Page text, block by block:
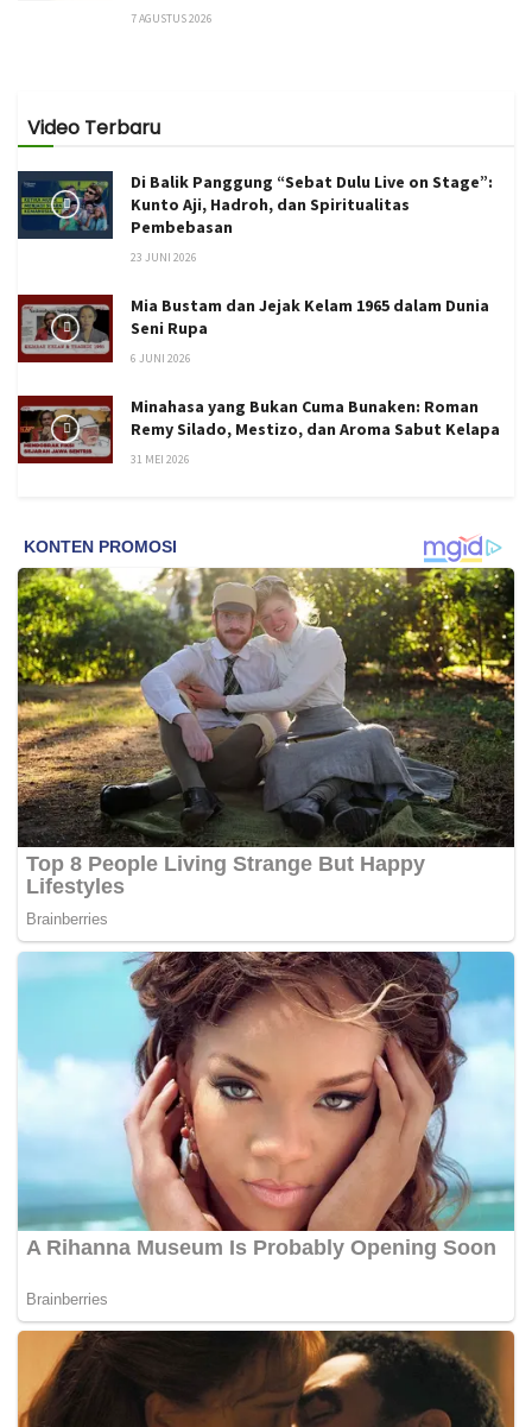
7 AGUSTUS 2026
Video Terbaru
Di Balik Panggung “Sebat Dulu Live on Stage”:
Kunto Aji, Hadroh, dan Spiritualitas
Pembebasan
23 JUNI 2026
Mia Bustam dan Jejak Kelam 1965 dalam Dunia
Seni Rupa
6 JUNI 2026
Minahasa yang Bukan Cuma Bunaken: Roman
Remy Silado, Mestizo, dan Aroma Sabut Kelapa
31 MEI 2026